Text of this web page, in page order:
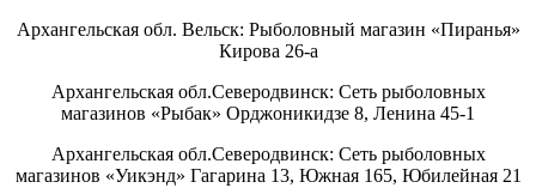
Архангельская обл. Вельск: Рыболовный магазин «Пиранья»
Кирова 26-а
Архангельская обл.Северодвинск: Сеть рыболовных
магазинов «Рыбак» Орджоникидзе 8, Ленина 45-1
Архангельская обл.Северодвинск: Сеть рыболовных
магазинов «Уикэнд» Гагарина 13, Южная 165, Юбилейная 21